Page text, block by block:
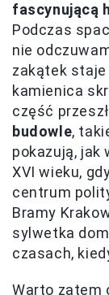
fascynującą
Podczas
nie
zakątek
kamienica
część
budowle,
pokazują, jak
XVI wieku,
centrum
Bramy
sylwetka
czasach,
Warto zatem